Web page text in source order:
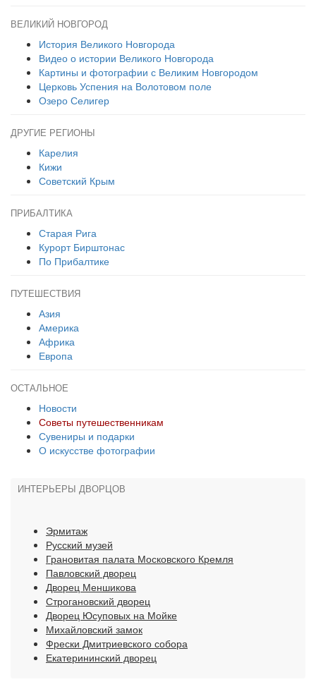
ВЕЛИКИЙ НОВГОРОД
История Великого Новгорода
Видео о истории Великого Новгорода
Картины и фотографии с Великим Новгородом
Церковь Успения на Волотовом поле
Озеро Селигер
ДРУГИЕ РЕГИОНЫ
Карелия
Кижи
Советский Крым
ПРИБАЛТИКА
Старая Рига
Курорт Бирштонас
По Прибалтике
ПУТЕШЕСТВИЯ
Азия
Америка
Африка
Европа
ОСТАЛЬНОЕ
Новости
Советы путешественникам
Сувениры и подарки
О искусстве фотографии
ИНТЕРЬЕРЫ ДВОРЦОВ
Эрмитаж
Русский музей
Грановитая палата Московского Кремля
Павловский дворец
Дворец Меншикова
Строгановский дворец
Дворец Юсуповых на Мойке
Михайловский замок
Фрески Дмитриевского собора
Екатерининский дворец